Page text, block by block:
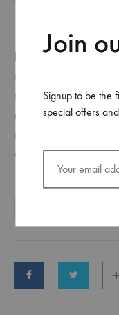
Lorem ipsum dolor sit
sed do eiusmod
magna aliqua. Ut
exercitation ullamco
consequat. Duis aute
voluptate velit esse
Join
Signup to be the
special offers